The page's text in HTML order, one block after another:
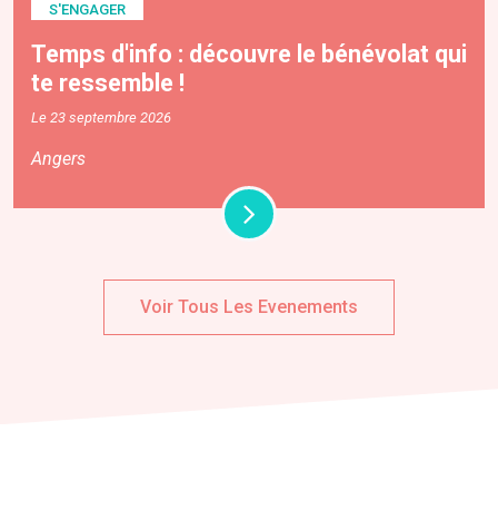
S'ENGAGER
Temps d'info : découvre le bénévolat qui
te ressemble !
Le 23 septembre 2026
Angers
Voir Tous Les Evenements